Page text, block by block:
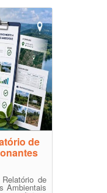
de
de
Ambientais